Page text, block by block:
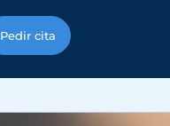
Pedir cita